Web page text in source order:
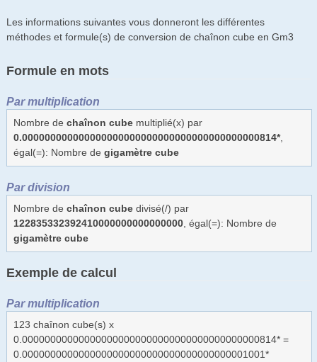
Les informations suivantes vous donneront les différentes
méthodes et formule(s) de conversion de chaînon cube en Gm3
Formule en mots
Par multiplication
Nombre de chaînon cubemultiplié(x) par
0.000000000000000000000000000000000000000000814*,
égal(=): Nombre de gigamètre cube
Par division
Nombre de chaînon cubedivisé(/) par
122835332392410000000000000000, égal(=): Nombre de
gigamètre cube
Exemple de calcul
Par multiplication
123 chaînon cube(s) x
0.000000000000000000000000000000000000000000814* =
0.0000000000000000000000000000000000000001001*